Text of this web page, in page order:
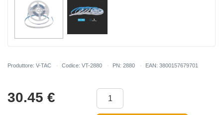
Produttore: V-TAC Codice: VT-2880 PN: 2880 EAN: 3800157679701
30.45 €